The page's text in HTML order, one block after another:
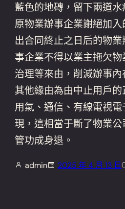
藍色的地磚，留下兩道水
原物業辦事企業謝絕加
出合同終止之日后的物
事企業不得以業主拖欠
治理等來由，削減辦事
其他緣由為由中止用戶的
用氣、通信、有線電視
現，這相當于斷了物業公
管功成身退。
admin 2025 年 4 月 13 日